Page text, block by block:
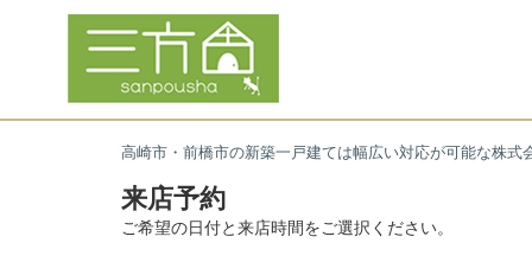
高崎市・前橋市の新築一戸建ては幅広い対応が可能な株式
来店予約
ご希望の日付と来店時間をご選択ください。